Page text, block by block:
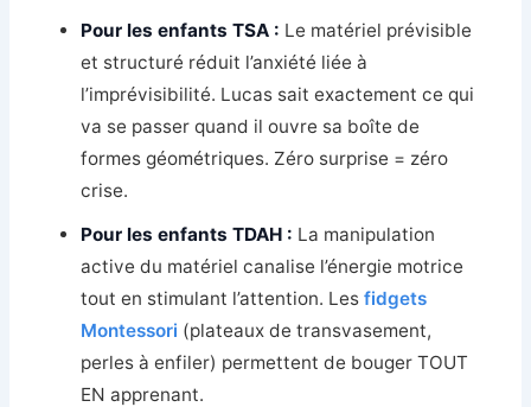
Pour les enfants TSA : Le matériel prévisible
et structuré réduit l’anxiété liée à
l’imprévisibilité. Lucas sait exactement ce qui
va se passer quand il ouvre sa boîte de
formes géométriques. Zéro surprise = zéro
crise.
Pour les enfants TDAH : La manipulation
active du matériel canalise l’énergie motrice
tout en stimulant l’attention. Les fidgets
Montessori (plateaux de transvasement,
perles à enfiler) permettent de bouger TOUT
EN apprenant.